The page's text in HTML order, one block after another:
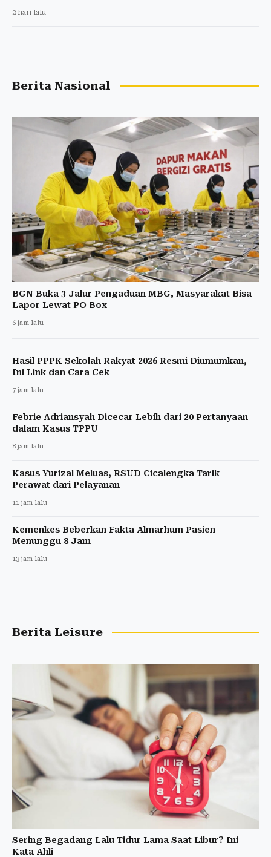
2 hari lalu
Berita Nasional
BGN Buka 3 Jalur Pengaduan MBG, Masyarakat Bisa
Lapor Lewat PO Box
6 jam lalu
Hasil PPPK Sekolah Rakyat 2026 Resmi Diumumkan,
Ini Link dan Cara Cek
7 jam lalu
Febrie Adriansyah Dicecar Lebih dari 20 Pertanyaan
dalam Kasus TPPU
8 jam lalu
Kasus Yurizal Meluas, RSUD Cicalengka Tarik
Perawat dari Pelayanan
11 jam lalu
Kemenkes Beberkan Fakta Almarhum Pasien
Menunggu 8 Jam
13 jam lalu
Berita Leisure
Sering Begadang Lalu Tidur Lama Saat Libur? Ini
Kata Ahli